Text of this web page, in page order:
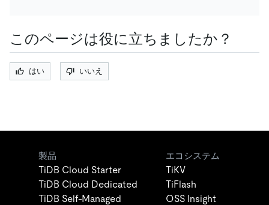
このページは役に立ちましたか？
はい いいえ
製品
TiDB Cloud Starter
TiDB Cloud Dedicated
TiDB Self-Managed
エコシステム
TiKV
TiFlash
OSS Insight